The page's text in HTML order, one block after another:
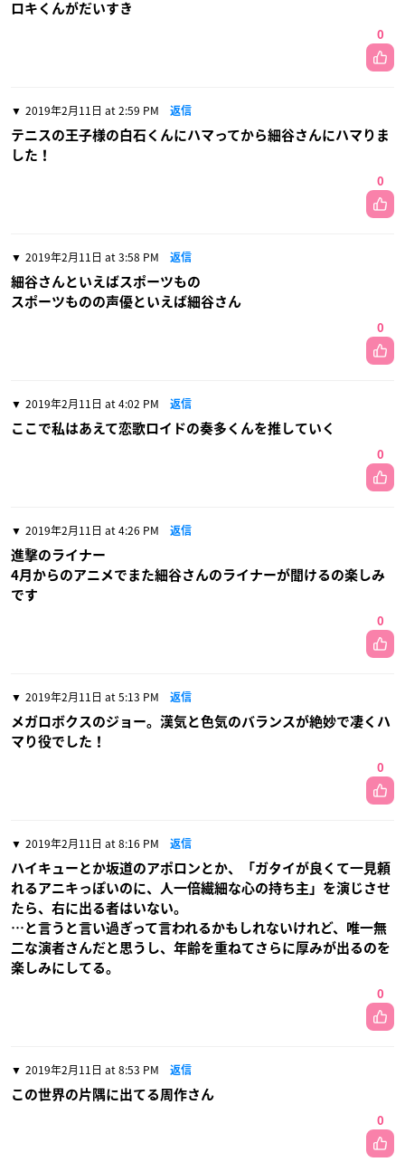
ロキくんがだいすき
0
2019年2月11日 at 2:59 PM 返信
テニスの王子様の白石くんにハマってから細谷さんにハマりま
した！
0
2019年2月11日 at 3:58 PM 返信
細谷さんといえばスポーツもの
スポーツものの声優といえば細谷さん
0
2019年2月11日 at 4:02 PM 返信
ここで私はあえて恋歌ロイドの奏多くんを推していく
0
2019年2月11日 at 4:26 PM 返信
進撃のライナー
4月からのアニメでまた細谷さんのライナーが聞けるの楽しみ
です
0
2019年2月11日 at 5:13 PM 返信
メガロボクスのジョー。漢気と色気のバランスが絶妙で凄くハ
マり役でした！
0
2019年2月11日 at 8:16 PM 返信
ハイキューとか坂道のアポロンとか、「ガタイが良くて一見頼
れるアニキっぽいのに、人一倍繊細な心の持ち主」を演じさせ
たら、右に出る者はいない。
…と言うと言い過ぎって言われるかもしれないけれど、唯一無
二な演者さんだと思うし、年齢を重ねてさらに厚みが出るのを
楽しみにしてる。
0
2019年2月11日 at 8:53 PM 返信
この世界の片隅に出てる周作さん
0